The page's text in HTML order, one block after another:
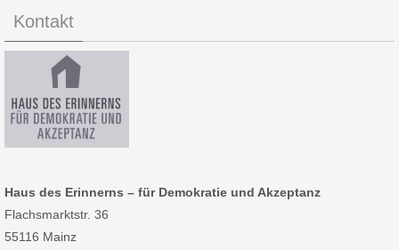
Kontakt
Haus des Erinnerns – für Demokratie und Akzeptanz
Flachsmarktstr. 36
55116 Mainz